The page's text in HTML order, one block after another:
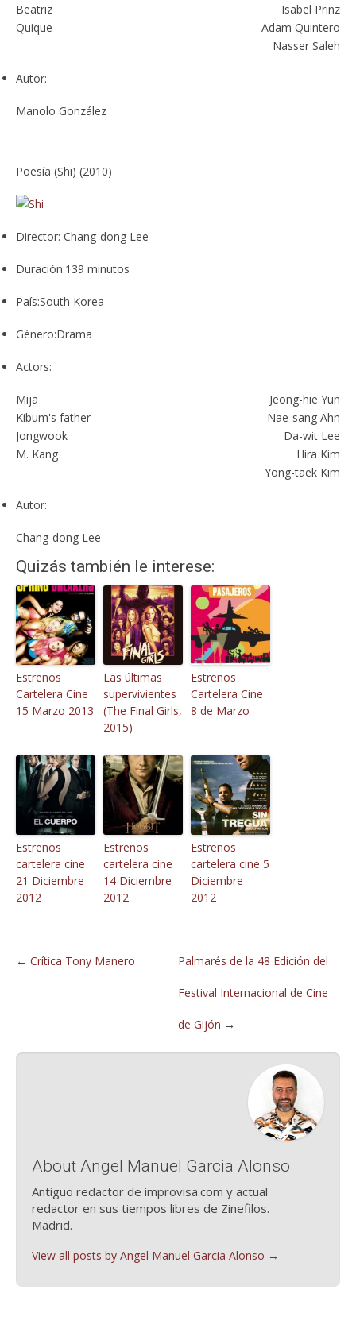
Beatriz
Isabel Prinz
Quique
Adam Quintero
Nasser Saleh
Autor:
Manolo González
Poesía (Shi) (2010)
Director: Chang-dong Lee
Duración:139 minutos
País:South Korea
Género:Drama
Actors:
Mija
Jeong-hie Yun
Kibum's father
Nae-sang Ahn
Jongwook
Da-wit Lee
M. Kang
Hira Kim
Yong-taek Kim
Autor:
Chang-dong Lee
Quizás también le interese:
Estrenos
Cartelera Cine
15 Marzo 2013
Las últimas
supervivientes
(The Final Girls,
2015)
Estrenos
Cartelera Cine
8 de Marzo
Estrenos
cartelera cine
21 Diciembre
2012
Estrenos
cartelera cine
14 Diciembre
2012
Estrenos
cartelera cine 5
Diciembre
2012
Palmarés de la 48 Edición del
Festival Internacional de Cine
de Gijón →
← Crítica Tony Manero
About Angel Manuel Garcia Alonso
Antiguo redactor de improvisa.com y actual
redactor en sus tiempos libres de Zinefilos.
Madrid.
View all posts by Angel Manuel Garcia Alonso →